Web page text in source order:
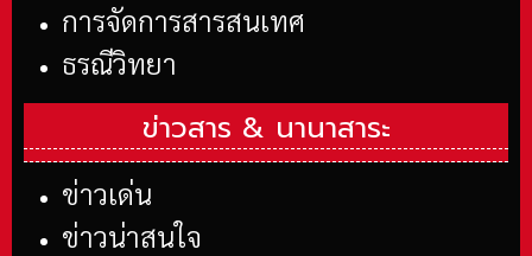
การจัดการสารสนเทศ
ธรณีวิทยา
ข่าวสาร & นานาสาระ
ข่าวเด่น
ข่าวน่าสนใจ